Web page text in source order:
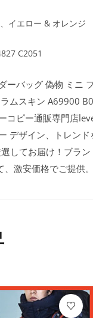
イエロー & オレンジ
C2051
ーバッグ 偽物 ミニ
ムスキン A69900
コピー通販専門店
デザイン、トレンド
してお届け！ブラン
激安価格でご提供。